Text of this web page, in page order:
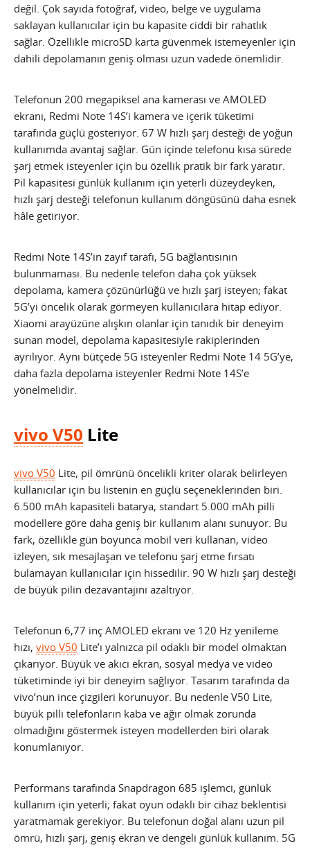
değil. Çok sayıda fotoğraf, video, belge ve uygulama
saklayan kullanıcılar için bu kapasite ciddi bir rahatlık
sağlar. Özellikle microSD karta güvenmek istemeyenler için
dahili depolamanın geniş olması uzun vadede önemlidir.
Telefonun 200 megapiksel ana kamerası ve AMOLED
ekranı, Redmi Note 14S’i kamera ve içerik tüketimi
tarafında güçlü gösteriyor. 67 W hızlı şarj desteği de yoğun
kullanımda avantaj sağlar. Gün içinde telefonu kısa sürede
şarj etmek isteyenler için bu özellik pratik bir fark yaratır.
Pil kapasitesi günlük kullanım için yeterli düzeydeyken,
hızlı şarj desteği telefonun kullanım döngüsünü daha esnek
hâle getiriyor.
Redmi Note 14S’in zayıf tarafı, 5G bağlantısının
bulunmaması. Bu nedenle telefon daha çok yüksek
depolama, kamera çözünürlüğü ve hızlı şarj isteyen; fakat
5G’yi öncelik olarak görmeyen kullanıcılara hitap ediyor.
Xiaomi arayüzüne alışkın olanlar için tanıdık bir deneyim
sunan model, depolama kapasitesiyle rakiplerinden
ayrılıyor. Aynı bütçede 5G isteyenler Redmi Note 14 5G’ye,
daha fazla depolama isteyenler Redmi Note 14S’e
yönelmelidir.
vivo V50 Lite
vivo V50 Lite, pil ömrünü öncelikli kriter olarak belirleyen
kullanıcılar için bu listenin en güçlü seçeneklerinden biri.
6.500 mAh kapasiteli batarya, standart 5.000 mAh pilli
modellere göre daha geniş bir kullanım alanı sunuyor. Bu
fark, özellikle gün boyunca mobil veri kullanan, video
izleyen, sık mesajlaşan ve telefonu şarj etme fırsatı
bulamayan kullanıcılar için hissedilir. 90 W hızlı şarj desteği
de büyük pilin dezavantajını azaltıyor.
Telefonun 6,77 inç AMOLED ekranı ve 120 Hz yenileme
hızı, vivo V50 Lite’ı yalnızca pil odaklı bir model olmaktan
çıkarıyor. Büyük ve akıcı ekran, sosyal medya ve video
tüketiminde iyi bir deneyim sağlıyor. Tasarım tarafında da
vivo’nun ince çizgileri korunuyor. Bu nedenle V50 Lite,
büyük pilli telefonların kaba ve ağır olmak zorunda
olmadığını göstermek isteyen modellerden biri olarak
konumlanıyor.
Performans tarafında Snapdragon 685 işlemci, günlük
kullanım için yeterli; fakat oyun odaklı bir cihaz beklentisi
yaratmamak gerekiyor. Bu telefonun doğal alanı uzun pil
ömrü, hızlı şarj, geniş ekran ve dengeli günlük kullanım. 5G